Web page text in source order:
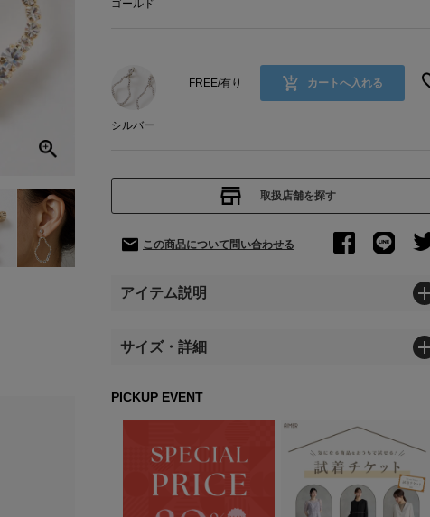
ゴールド
シルバー
FREE/有り カートへ入れる
取扱店舗を探す
この商品について問い合わせる
アイテム説明
サイズ・詳細
PICKUP EVENT